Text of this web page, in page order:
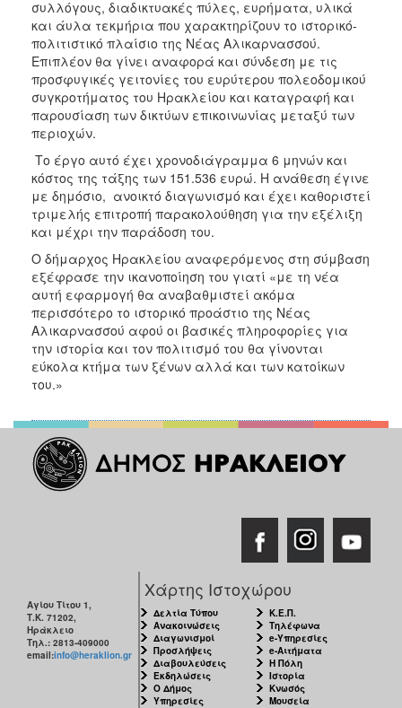
συλλόγους, διαδικτυακές πύλες, ευρήματα, υλικά
και άυλα τεκμήρια που χαρακτηρίζουν το ιστορικό-
πολιτιστικό πλαίσιο της Νέας Αλικαρνασσού.
Επιπλέον θα γίνει αναφορά και σύνδεση με τις
προσφυγικές γειτονίες του ευρύτερου πολεοδομικού
συγκροτήματος του Ηρακλείου και καταγραφή και
παρουσίαση των δικτύων επικοινωνίας μεταξύ των
περιοχών.
Το έργο αυτό έχει χρονοδιάγραμμα 6 μηνών και
κόστος της τάξης των 151.536 ευρώ. Η ανάθεση έγινε
με δημόσιο, ανοικτό διαγωνισμό και έχει καθοριστεί
τριμελής επιτροπή παρακολούθηση για την εξέλιξη
και μέχρι την παράδοση του.
Ο δήμαρχος Ηρακλείου αναφερόμενος στη σύμβαση
εξέφρασε την ικανοποίηση του γιατί «με τη νέα
αυτή εφαρμογή θα αναβαθμιστεί ακόμα
περισσότερο το ιστορικό προάστιο της Νέας
Αλικαρνασσού αφού οι βασικές πληροφορίες για
την ιστορία και τον πολιτισμό του θα γίνονται
εύκολα κτήμα των ξένων αλλά και των κατοίκων
του.»
Αγίου Τίτου 1,
Τ.Κ. 71202,
Ηράκλειο
Τηλ.: 2813-409000
email:info@heraklion.gr
Χάρτης Ιστοχώρου
Δελτία Τύπου
Ανακοινώσεις
Διαγωνισμοί
Προσλήψεις
Διαβουλεύσεις
Εκδηλώσεις
Ο Δήμος
Υπηρεσίες
Κ.Ε.Π.
Τηλέφωνα
e-Υπηρεσίες
e-Αιτήματα
Η Πόλη
Ιστορία
Κνωσός
Μουσεία